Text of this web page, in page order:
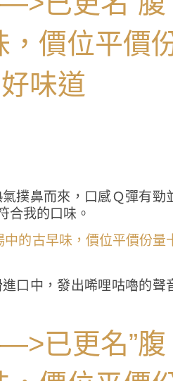
撲鼻而來，口感Ｑ彈有勁
合我的口味。
口中，發出唏哩咕嚕的聲